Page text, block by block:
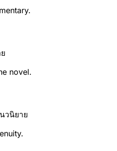
novel.
วนิยาย